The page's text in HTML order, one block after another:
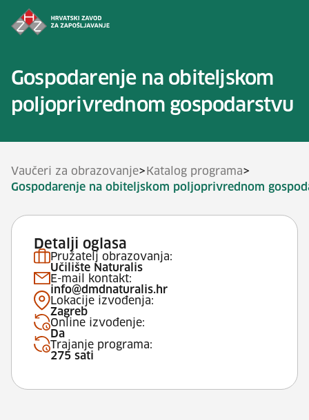
Gospodarenje na obiteljskom
poljoprivrednom gospodarstvu
Vaučeri za obrazovanje> Katalog programa>
Gospodarenje na obiteljskom poljoprivrednom
Detalji oglasa
Pružatelj obrazovanja:
Učilište Naturalis
E-mail kontakt:
info@dmdnaturalis.hr
Lokacije izvođenja:
Zagreb
Online izvođenje:
Da
Trajanje programa:
275 sati